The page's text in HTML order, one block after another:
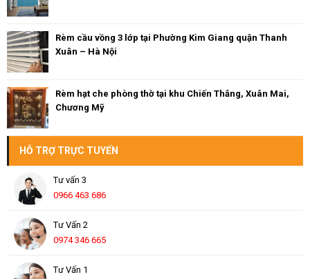
Rèm cầu vồng 3 lớp tại Phường Kim Giang quận Thanh
Xuân – Hà Nội
Rèm hạt che phòng thờ tại khu Chiến Thắng, Xuân Mai,
Chương Mỹ
HỖ TRỢ TRỰC TUYẾN
Tư vấn 3
0966 463 686
Tư Vấn 2
0974 346 665
Tư Vấn 1